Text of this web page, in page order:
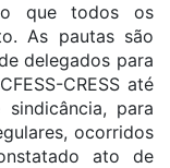
que todos os
As pautas são
delegados para
CRESS até
para
ocorridos
ato de